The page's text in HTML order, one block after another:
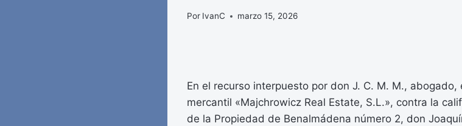
Por IvanC marzo 15, 2026
En el recurso interpuesto por don J. C. M. M.,
mercantil «Majchrowicz Real Estate, S.L.», contra la
de la Propiedad de Benalmádena número 2, don